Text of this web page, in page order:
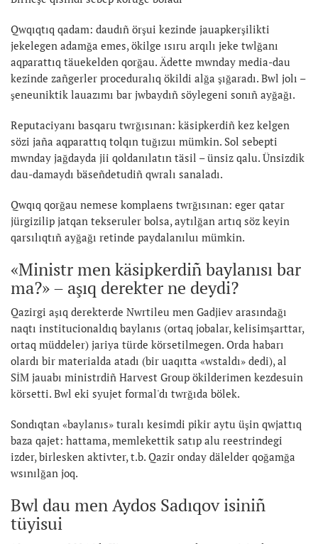
Qwqıqtıq qadam: daudıñ örşui kezinde jauapkerşilikti
jekelegen adamğa emes, ökilge ısıru arqılı jeke twlğanı
aqparattıq täuekelden qorğau. Ädette mwnday media-dau
kezinde zañgerler proceduralıq ökildi alğa şığaradı. Bwl jolı –
şeneuniktik lauazımı bar jwbaydıñ söylegeni sonıñ ayğağı.
Reputaciyanı basqaru twrğısınan: käsipkerdiñ kez kelgen
sözi jaña aqparattıq tolqın tuğızuı mümkin. Sol sebepti
mwnday jağdayda jii qoldanılatın täsil – ünsiz qalu. Ünsizdik
dau-damaydı bäseñdetudiñ qwralı sanaladı.
Qwqıq qorğau nemese komplaens twrğısınan: eger qatar
jürgizilip jatqan tekseruler bolsa, aytılğan artıq söz keyin
qarsılıqtıñ ayğağı retinde paydalanıluı mümkin.
«Ministr men käsipkerdiñ baylanısı bar
ma?» – aşıq derekter ne deydi?
Qazirgi aşıq derekterde Nwrtileu men Gadjiev arasındağı
naqtı institucionaldıq baylanıs (ortaq jobalar, kelisimşarttar,
ortaq müddeler) jariya türde körsetilmegen. Orda habarı
olardı bir materialda atadı (bir uaqıtta «wstaldı» dedi), al
SİM jauabı ministrdiñ Harvest Group ökilderimen kezdesuin
körsetti. Bwl eki syujet formal'dı twrğıda bölek.
Sondıqtan «baylanıs» turalı kesimdi pikir aytu üşin qwjattıq
baza qajet: hattama, memlekettik satıp alu reestrindegi
izder, birlesken aktivter, t.b. Qazir onday dälelder qoğamğa
wsınılğan joq.
Bwl dau men Aydos Sadıqov isiniñ
tüyisui